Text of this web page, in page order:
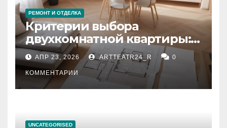
РЕМОНТ И ОТДЕЛКА
Критерии выбора
двухкомнатной квартиры:
планировка, площадь,
состояние и документация
АПР 23, 2026 ARTTEATR24_R 0
КОММЕНТАРИИ
UNCATEGORISED